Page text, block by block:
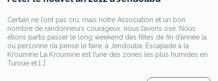
Certain ne l’ont pas cru, mais notre Association et un bon
nombre de randonneurs courageux, nous l’avons osé. Nous
étions partis passer le long weekend des fêtes de fin d’année la
ou personne n’a pensé le faire, à Jendouba. Escapade à la
Kroumirie La Kroumirie est l’une des zones les plus humides en
Tunisie et […]